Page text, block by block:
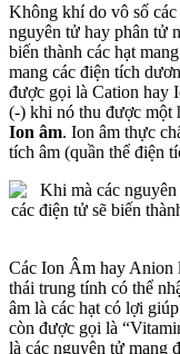
Không khí do vô số
nguyên tử hay phân tử
biến thành các hạt
mang các điện tích
được gọi là Cation hay
(-) khi nó thu được một
Ion âm. Ion âm thực
tích âm (quần thể điện
Các Ion Âm hay Anion
thái trung tính có thể
âm là các hạt có lợi
còn được gọi là
là các nguyên tử mang